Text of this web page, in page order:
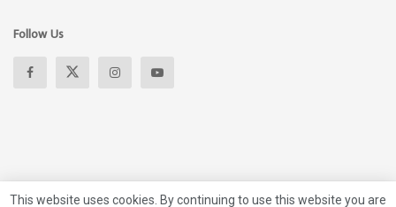
Follow Us
This website uses cookies. By continuing to use this website you are